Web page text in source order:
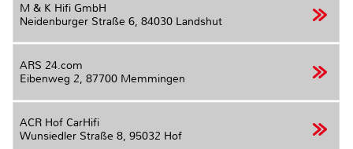
M & K Hifi GmbH
Neidenburger Straße 6, 84030 Landshut
ARS 24.com
Eibenweg 2, 87700 Memmingen
ACR Hof CarHifi
Wunsiedler Straße 8, 95032 Hof